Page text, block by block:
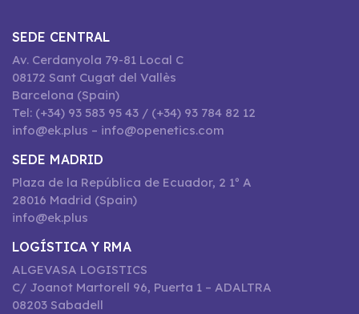
SEDE CENTRAL
Av. Cerdanyola 79-81 Local C
08172 Sant Cugat del Vallès
Barcelona (Spain)
Tel: (+34) 93 583 95 43 / (+34) 93 784 82 12
info@ek.plus – info@openetics.com
SEDE MADRID
Plaza de la República de Ecuador, 2 1º A
28016 Madrid (Spain)
info@ek.plus
LOGÍSTICA Y RMA
ALGEVASA LOGISTICS
C/ Joanot Martorell 96, Puerta 1 – ADALTRA
08203 Sabadell